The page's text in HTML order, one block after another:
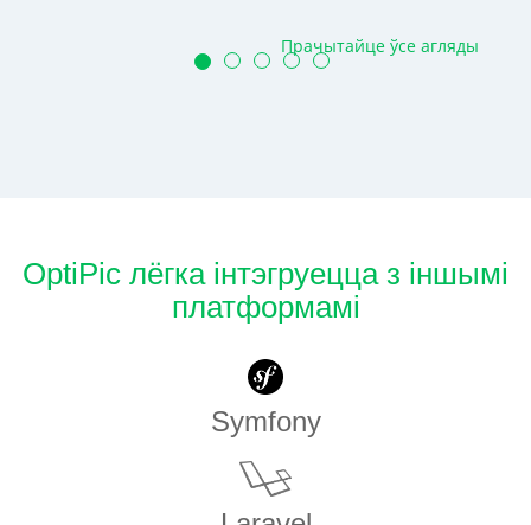
Прачытайце ўсе агляды
OptiPic лёгка інтэгруецца з іншымі
платформамі
Symfony